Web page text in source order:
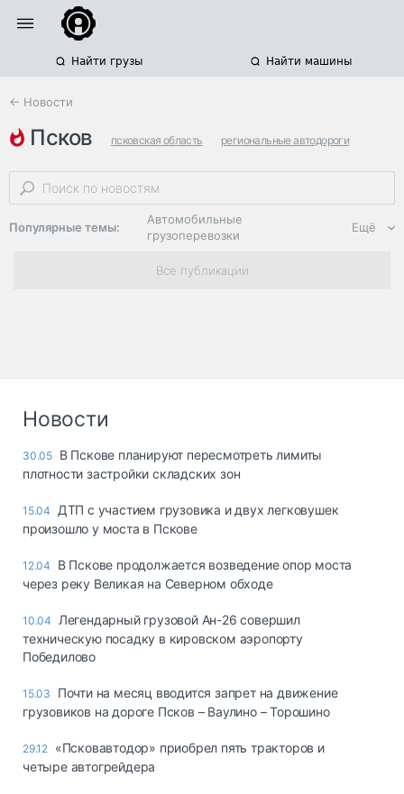
Найти грузы Найти машины
← Новости
псков псковская область региональные автодороги
нацпроекты
Популярные темы:
Автомобильные
грузоперевозки
Региональная
логистика
опасные грузы
страхование
Склады и
грузовые
Коммерческий
транспорт
Автосервис,
Топливо, масла и
автохимия
Ещё
Все публикации
Новости
30.05 В Пскове планируют пересмотреть лимиты
плотности застройки складских зон
15.04
ДТП с участием грузовика и двух легковушек
произошло у моста в Пскове
12.04
В Пскове продолжается возведение опор моста
через реку Великая на Северном обходе
10.04
Легендарный грузовой Ан-26 совершил
техническую посадку в кировском аэропорту
Победилово
15.03
Почти на месяц вводится запрет на движение
грузовиков на дороге Псков – Ваулино – Торошино
29.12 «Псковавтодор» приобрел пять тракторов и
четыре автогрейдера